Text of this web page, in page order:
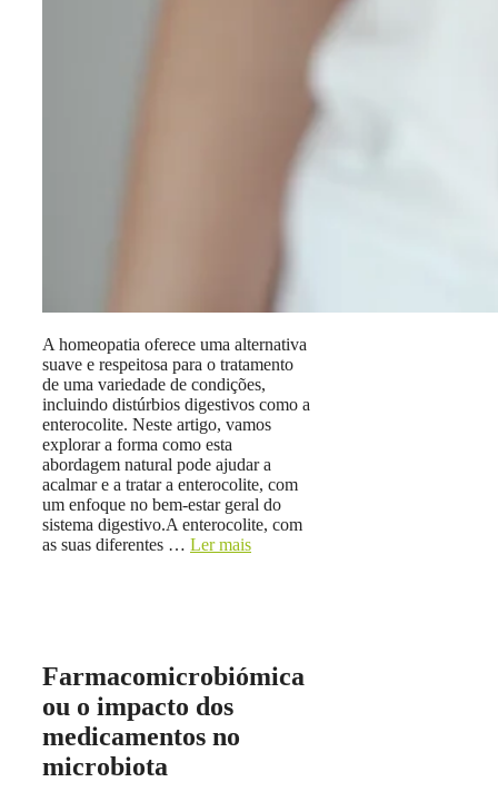
A homeopatia oferece uma alternativa
suave e respeitosa para o tratamento
de uma variedade de condições,
incluindo distúrbios digestivos como a
enterocolite. Neste artigo, vamos
explorar a forma como esta
abordagem natural pode ajudar a
acalmar e a tratar a enterocolite, com
um enfoque no bem-estar geral do
sistema digestivo.A enterocolite, com
as suas diferentes … Ler mais
Farmacomicrobiómica
ou o impacto dos
medicamentos no
microbiota